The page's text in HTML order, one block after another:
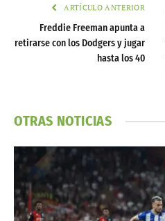
ARTÍCULO ANTERIOR
Freddie Freeman apunta a
retirarse con los Dodgers y jugar
hasta los 40
OTRAS NOTICIAS